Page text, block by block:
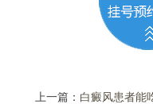
上一篇： 白癜风患者能